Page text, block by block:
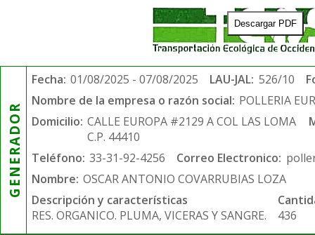
Descargar PDF
GENERADOR
Fecha: 01/08/2025 - 07/08/2025 LAU-JAL: 526/10
Nombre de la empresa o razón social: POLLERIA
Domicilio: CALLE EUROPA #2129 A COL LAS LOMA
C.P. 44410
Teléfono: 33-31-92-4256 Correo Electronico:
Nombre: OSCAR ANTONIO COVARRUBIAS LOZA
Descripción y características
RES. ORGANICO. PLUMA, VICERAS Y SANGRE.
436